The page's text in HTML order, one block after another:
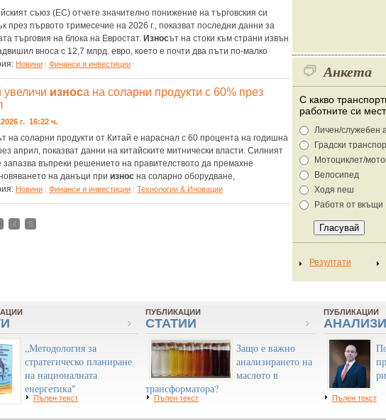
съюз (ЕС) отчете значително понижение на търговския си
през първото тримесечие на 2026 г., показват последни данни за
търговия на блока на Евростат. Износът на стоки към страни извън
вноса с 12,7 млрд. евро, което е почти два пъти по-малко
Новини | Финанси и инвестиции
увеличи износа на соларни продукти с 60% през
г. 16:22 ч.
на соларни продукти от Китай е нараснал с 60 процента на годишна
април, показват данни на китайските митнически власти. Силният
запазва въпреки решението на правителството да премахне
на данъци при износ на соларно оборудване,
Новини | Финанси и инвестиции | Технологии & Иновации
4 5
Анкета
С какво
работните си
Личен/служебен
Градски
Мотоциклет/
Велосипед
Ходя пеш
Работя от вкъщи
„Методология за
стратегическо планиране
на националната
енергетика"
Пълен текст
ПУБЛИКАЦИИ
СТАТИИ
Защо е важно
анализирането на
маслото в
трансформатора?
Пълен текст
ПУБЛИКАЦИИ
АНАЛИЗИ
Пълен текст